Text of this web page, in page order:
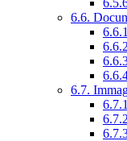
6.6.
6.7.